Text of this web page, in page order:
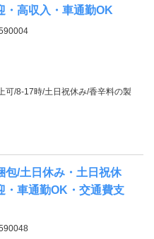
・高収入・車通勤OK
可/8-17時/土日祝休み/香辛料の製
包/土日休み・土日祝休
・車通勤OK・交通費支